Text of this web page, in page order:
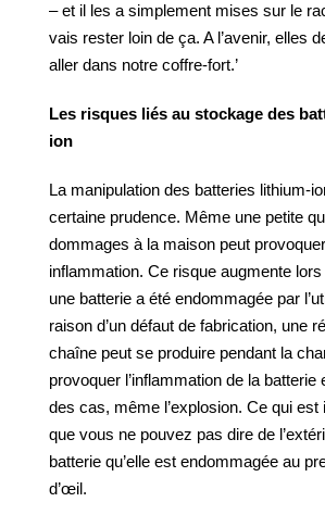
– et il les a simplement mises sur le
vais rester loin de ça. A l’avenir, elles
aller dans notre coffre-fort.’
Les risques liés au stockage des
ion
La manipulation des batteries lithium-
certaine prudence. Même une petite
dommages à la maison peut
inflammation. Ce risque augmente
une batterie a été endommagée par
raison d’un défaut de fabrication, une
chaîne peut se produire pendant la
provoquer l’inflammation de la batterie
des cas, même l’explosion. Ce qui est
que vous ne pouvez pas dire de
batterie qu’elle est endommagée au
d’œil.